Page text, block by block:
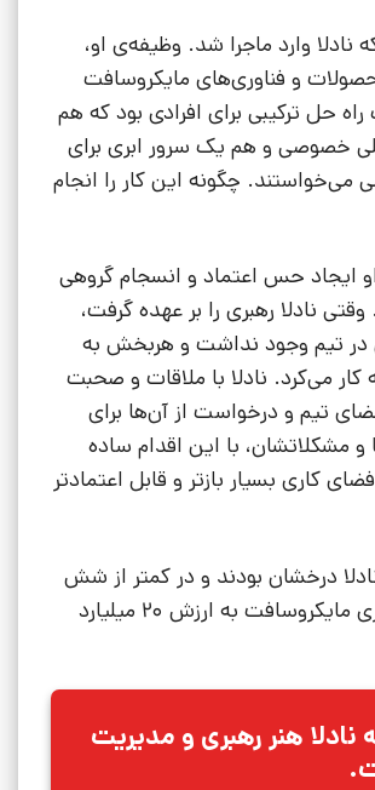
نادلا وارد ماجرا شد. وظیفه‌ی او،
و فناوری‌های مایکروسافت
حل ترکیبی برای افرادی بود که هم
خصوصی و هم یک سرور ابری برای
چگونه این کار را انجام
ایجاد حس اعتماد و انسجام گروهی
نادلا رهبری را بر عهده گرفت،
در تیم وجود نداشت و هربخش به
می‌کرد. نادلا با ملاقات و صحبت
تیم و درخواست از آن‌ها برای
و مشکلاتشان، با این اقدام ساده
کاری بسیار بازتر و قابل اعتمادتر
درخشان بودند و در کمتر از شش
ماه، فناوری ابری مایکروسافت به ارزش 20 میلیارد
نادلا هنر رهبری و مدیریت